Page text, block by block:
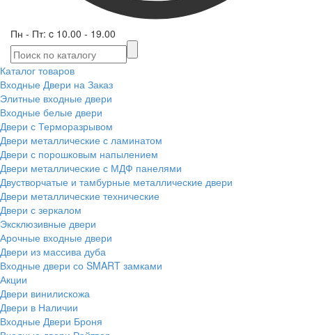
Пн - Пт: c 10.00 - 19.00
Каталог товаров
Входные Двери на Заказ
Элитные входные двери
Входные белые двери
Двери с Терморазрывом
Двери металлические с ламинатом
Двери с порошковым напылением
Двери металлические с МДФ панелями
Двустворчатые и тамбурные металлические двери
Двери металлические технические
Двери с зеркалом
Эксклюзивные двери
Арочные входные двери
Двери из массива дуба
Входные двери со SMART замками
Акции
Двери винилискожа
Двери в Наличии
Входные Двери Броня